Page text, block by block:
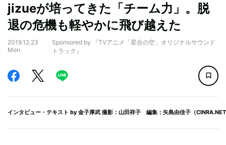
jizueが培ってきた「チーム力」。脱
退の危機も軽やかに飛び越えた
2019.12.23
Mon
Sponsored by 『TVアニメ「星合の空」オリジナルサウンド
トラック』
インタビュー・テキスト by 金子厚武 撮影：山田祥子 編集：矢島由佳子（